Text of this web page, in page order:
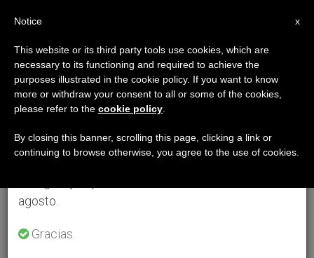
×
Aviso importante
Del 27 de julio al 7 de agosto haremos la pausa
anual, aprovechando que en el periodo de verano
se generan menos informaciones y también el
agosto.
Gracias.
x
Notice
This website or its third party tools use cookies, which are
necessary to its functioning and required to achieve the
purposes illustrated in the cookie policy. If you want to know
more or withdraw your consent to all or some of the cookies,
please refer to the cookie policy
By closing this banner, scrolling this page, clicking a link or
continuing to browse otherwise, you agree to the use of cookies.